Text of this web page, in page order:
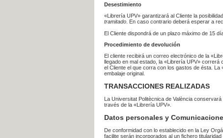
Desestimiento
«Librería UPV» garantizará al Cliente la
tramitado . En caso contrario deberá esperar a
El Cliente dispondrá de un plazo máximo de 15
Procedimiento de devolución
El cliente recibirá un correo electrónico de la
llegado en mal estado, la «Librería UPV»
el Cliente el que corra con los gastos de ésta.
embalaje original.
TRANSACCIONES REALIZADAS
La Universitat Politècnica de València
través de la «Librería UPV».
Datos personales y
De conformidad con lo establecido en la Ley
facilite serán incorporados al un fichero